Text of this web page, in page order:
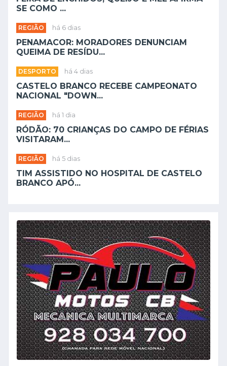
SE COMO ...
REGIÃO há 6 dias
PENAMACOR: MORADORES DENUNCIAM
QUEIMA DE RESÍDU...
DESPORTO há 4 dias
CASTELO BRANCO RECEBE CAMPEONATO
NACIONAL "DOWN...
REGIÃO há 1 dia
RÓDÃO: 70 CRIANÇAS DO CAMPO DE FÉRIAS
VISITARAM...
REGIÃO há 5 dias
TIM ASSISTIDO NO HOSPITAL DE CASTELO
BRANCO APÓ...